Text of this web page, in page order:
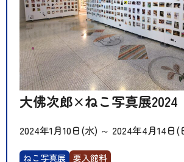
大佛次郎×ねこ写真展2024
2024年1月10日(水) ～ 2024年4月14日(
ねこ写真展 要入館料